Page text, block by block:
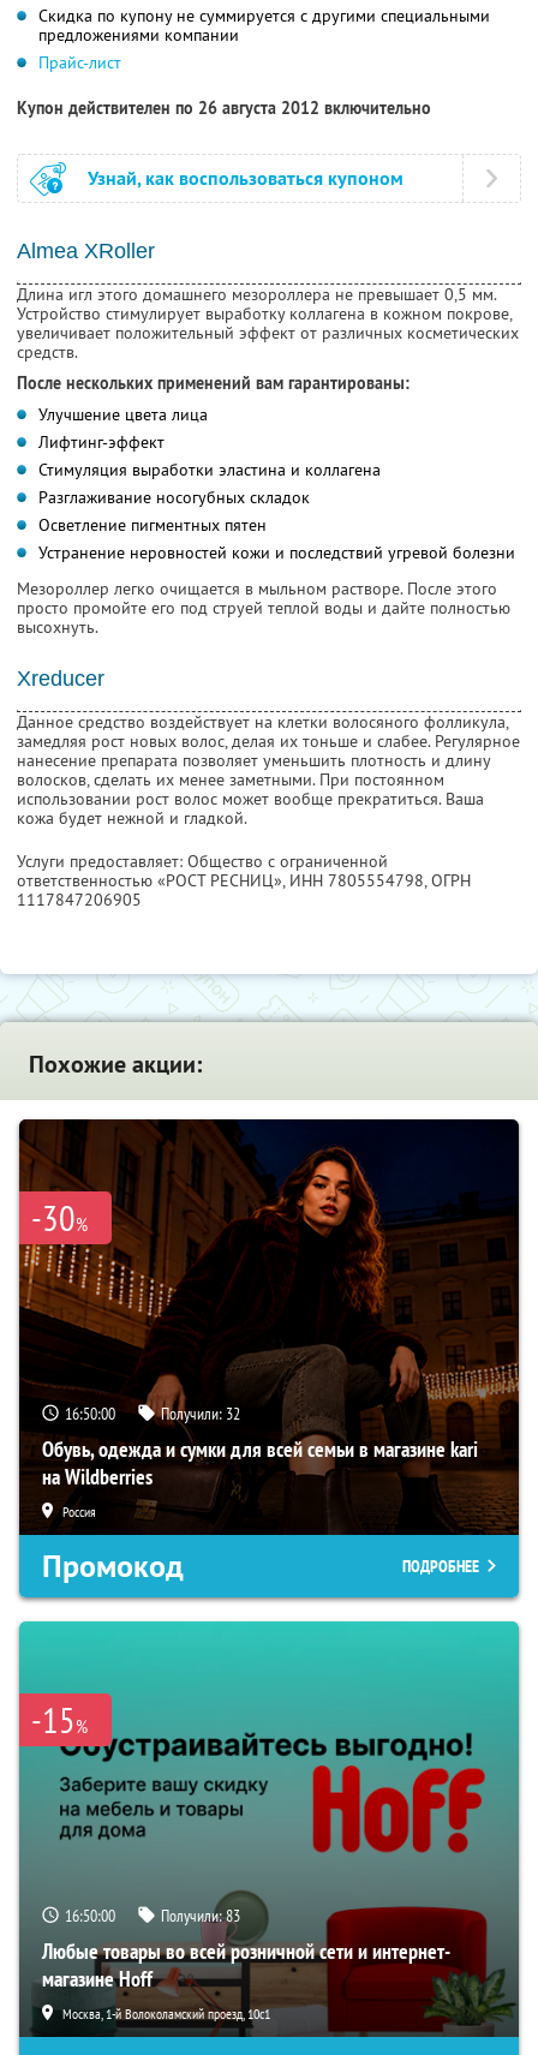
Скидка по купону не суммируется с другими специальными
предложениями компании
Прайс-лист
Купон действителен по 26 августа 2012 включительно
Узнай, как воспользоваться купоном
Almea XRoller
Длина игл этого домашнего мезороллера не превышает 0,5 мм.
Устройство стимулирует выработку коллагена в кожном покрове,
увеличивает положительный эффект от различных косметических
средств.
После нескольких применений вам гарантированы:
Улучшение цвета лица
Лифтинг-эффект
Стимуляция выработки эластина и коллагена
Разглаживание носогубных складок
Осветление пигментных пятен
Устранение неровностей кожи и последствий угревой болезни
Мезороллер легко очищается в мыльном растворе. После этого
просто промойте его под струей теплой воды и дайте полностью
высохнуть.
Xreducer
Данное средство воздействует на клетки волосяного фолликула,
замедляя рост новых волос, делая их тоньше и слабее. Регулярное
нанесение препарата позволяет уменьшить плотность и длину
волосков, сделать их менее заметными. При постоянном
использовании рост волос может вообще прекратиться. Ваша
кожа будет нежной и гладкой.
Услуги предоставляет: Общество с ограниченной
ответственностью «РОСТ РЕСНИЦ», ИНН 7805554798, ОГРН
1117847206905
Похожие акции:
-30%
16:49:59 Получили: 32
Обувь, одежда и сумки для всей семьи в магазине kari
на Wildberries
Россия
Промокод ПОДРОБНЕЕ
-15%
16:49:59 Получили:83
Любые товары во всей розничной сети и интернет-
магазине Hoff
Москва, 1-й Волоколамский проезд, 10с1